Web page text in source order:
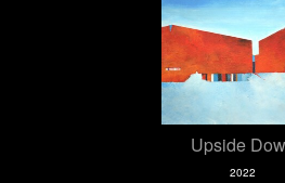
Upside
2022